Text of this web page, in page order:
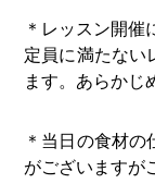
＊レッスン開催
定員に満たない
ます。あらかじ
＊当日の食材
がございますが